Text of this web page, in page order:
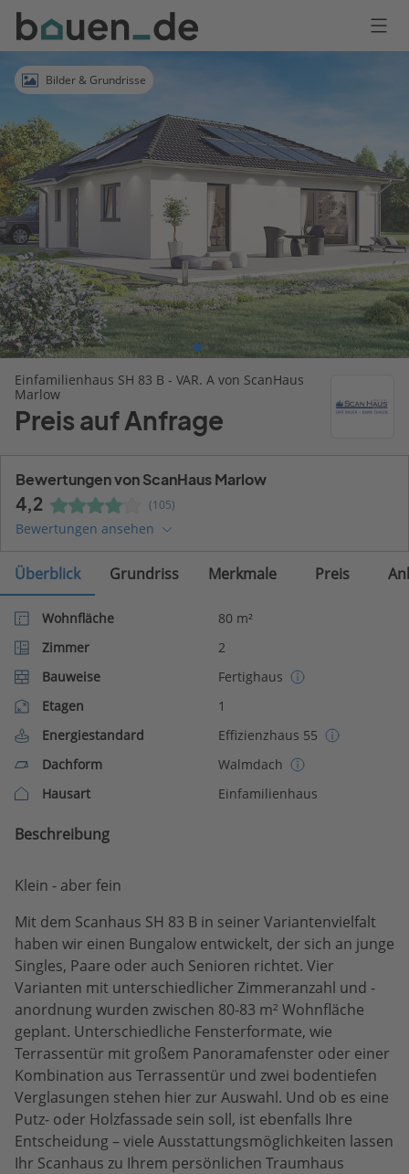
Bauen
Logo
AnmeldenBilder & Grundrisse
Einfamilienhaus SH 83 B - VAR. A von ScanHaus
Marlow
Preis auf Anfrage
Bewertungen von ScanHaus Marlow
4,2 (105)
Bewertungen ansehen
Überblick Grundriss Merkmale Preis
Wohnfläche
80 m²
Zimmer
2
Bauweise
Fertighaus
Etagen
1
Energiestandard
Effizienzhaus 55
Dachform
Walmdach
Hausart
Einfamilienhaus
Beschreibung
Klein - aber fein
Mit dem Scanhaus SH 83 B in seiner Variantenvielfalt
haben wir einen Bungalow entwickelt, der sich an junge
Singles, Paare oder auch Senioren richtet. Vier
Varianten mit unterschiedlicher Zimmeranzahl und -
anordnung wurden zwischen 80-83 m² Wohnfläche
geplant. Unterschiedliche Fensterformate, wie
Terrassentür mit großem Panoramafenster oder einer
Kombination aus Terrassentür und zwei bodentiefen
Verglasungen stehen hier zur Auswahl. Und ob es eine
Putz- oder Holzfassade sein soll, ist ebenfalls Ihre
Entscheidung – viele Ausstattungsmöglichkeiten lassen
Ihr Scanhaus zu Ihrem persönlichen Traumhaus